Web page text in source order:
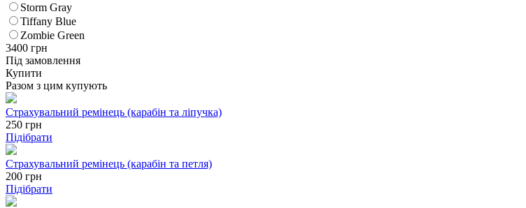
Storm Gray
Tiffany Blue
Zombie Green
3400 грн
Під замовлення
Купити
Разом з цим купують
Страхувальний ремінець (карабін та ліпучка)
250 грн
Підібрати
Страхувальний ремінець (карабін та петля)
200 грн
Підібрати